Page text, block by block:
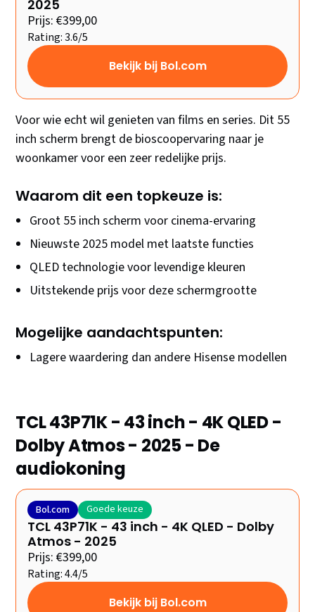
2025
Prijs: €399,00
Rating: 3.6/5
Bekijk bij Bol.com
Voor wie echt wil genieten van films en series. Dit 55
inch scherm brengt de bioscoopervaring naar je
woonkamer voor een zeer redelijke prijs.
Waarom dit een topkeuze is:
Groot 55 inch scherm voor cinema-ervaring
Nieuwste 2025 model met laatste functies
QLED technologie voor levendige kleuren
Uitstekende prijs voor deze schermgrootte
Mogelijke aandachtspunten:
Lagere waardering dan andere Hisense modellen
TCL 43P71K - 43 inch - 4K QLED -
Dolby Atmos - 2025 - De
audiokoning
Bol.com Goede keuze
TCL 43P71K - 43 inch - 4K QLED - Dolby
Atmos - 2025
Prijs: €399,00
Rating: 4.4/5
Bekijk bij Bol.com